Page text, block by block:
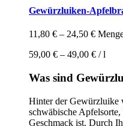
Gewürzluiken-
11,80 € – 24,50 €
59,00 € – 49,00 € /l
Was sind
Hinter der Gewürzluike
schwäbische
Geschmack ist. Durch